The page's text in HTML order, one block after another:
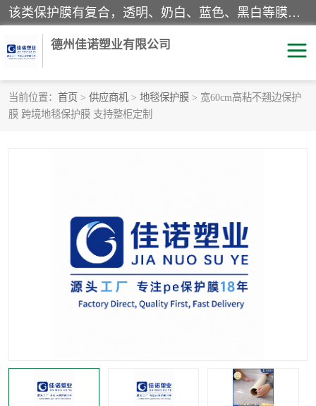
该类保护膜有复合，透明、奶白、蓝色、黑白等膜型。特高粘，高粘，中高粘，中粘，中低粘，低粘等。对于不同的粘力要求有相应的产品相适配。无胶渍残留污染。在较宽的收卷幅度下平整无皱纹，收卷长度大，利于机械化及自动化施工粘贴。为您的产品提供的表面保护解决方案。 产品广泛适用于：铝材、不锈钢、金属、塑料、电子、家电、家具、玻璃、化工材料、装饰材料等。
德州佳诺塑业有限公司
当前位置： 首页 > 供应商机 > 地毯保护膜 > 宽60cm高粘不翘边保护
膜 跨境地毯保护膜 支持整柜定制
pe保护膜
黑白保护膜 乳白保护膜
明蓝保护膜 纯黑保护膜
印字保护膜 彩钢板保护膜
不锈钢板保护膜 一次性隔离膜